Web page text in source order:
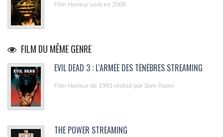
Film Horreur sorti en 2006
FILM DU MÊME GENRE
EVIL DEAD 3 : L'ARMÉE DES TÉNÈBRES STREAMING
Film Horreur de 1993 réalisé par Sam Raimi
THE POWER STREAMING